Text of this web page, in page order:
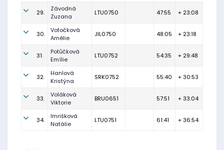
29.
Závodná
Zuzana
LTU0750 47:55 + 23:08
30.
Votočková
Amélie
JIL0750 48:05 + 23:18
31.
Potůčková
Emílie
LTU0752 54:35 + 29:48
32.
Hanlová
Kristýna
SRK0752 55:40 + 30:53
33.
Voláková
Viktorie
BRU0651 57:51 + 33:04
34.
Imrišková
Natálie
LTU0751 61:41 + 36:54